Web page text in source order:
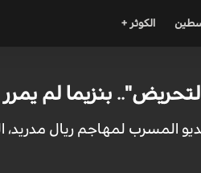
الكوثر +
بنزيما لم